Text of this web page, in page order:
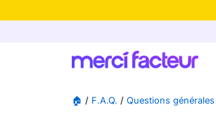
🏠 / F.A.Q. / Questions